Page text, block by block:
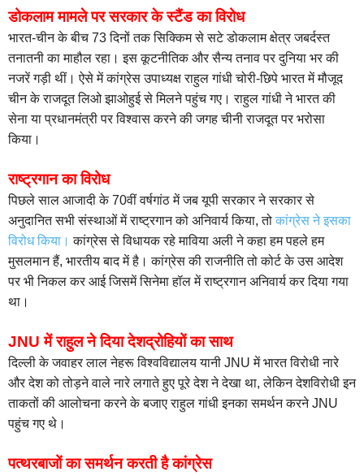
डोकलाम मामले पर सरकार के स्टैंड का विरोध
भारत-चीन के बीच 73 दिनों तक सिक्किम से सटे डोकलाम क्षेत्र जबर्दस्त
तनातनी का माहौल रहा। इस कूटनीतिक और सैन्य तनाव पर दुनिया भर की
नजरें गड़ी थीं। ऐसे में कांग्रेस उपाध्यक्ष राहुल गांधी चोरी-छिपे भारत में मौजूद
चीन के राजदूत लिओ झाओहुई से मिलने पहुंच गए। राहुल गांधी ने भारत की
सेना या प्रधानमंत्री पर विश्वास करने की जगह चीनी राजदूत पर भरोसा
किया।
राष्ट्रगान का विरोध
पिछले साल आजादी के 70वीं वर्षगांठ में जब यूपी सरकार ने सरकार से
अनुदानित सभी संस्थाओं में राष्ट्रगान को अनिवार्य किया, तो कांग्रेस ने इसका
विरोध किया।कांग्रेस से विधायक रहे माविया अली ने कहा हम पहले हम
मुसलमान हैं, भारतीय बाद में है। कांग्रेसकी राजनीति तो कोर्ट के उस आदेश
पर भी निकल कर आई जिसमें सिनेमा हॉल में राष्ट्रगान अनिवार्य कर दिया गया
था।
JNU में राहुल ने दिया देशद्रोहियों का साथ
दिल्ली के जवाहर लाल नेहरू विश्वविद्यालय यानी JNU में भारत विरोधी नारे
और देश को तोड़ने वाले नारे लगाते हुए पूरे देश ने देखा था, लेकिन देशविरोधी इन
ताकतों की आलोचना करने के बजाए राहुल गांधी इनका समर्थन करने JNU
पहुंच गए थे।
पत्थरबाजों का समर्थन करती है कांग्रेस